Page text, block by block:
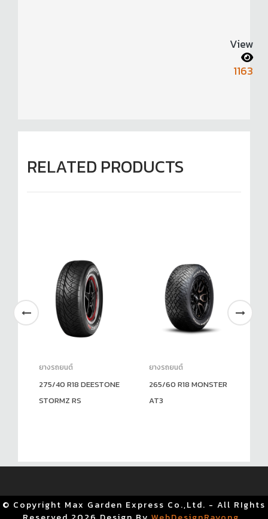
View
1163
RELATED PRODUCTS
ยางรถยนต์
275/40 R18 DEESTONE
STORMZ RS
ยางรถยนต์
265/60 R18 MONSTER
AT3
© Copyright Max Garden Express Co.,Ltd. - All RIghts